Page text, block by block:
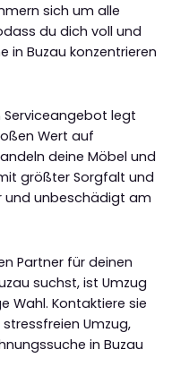
sich um alle
du dich voll und
in Buzau konzentrieren
legt
Wert auf
deine Möbel und
größter Sorgfalt und
und unbeschädigt am
Partner für deinen
suchst, ist Umzug
Wahl. Kontaktiere sie
Umzug,
in Buzau